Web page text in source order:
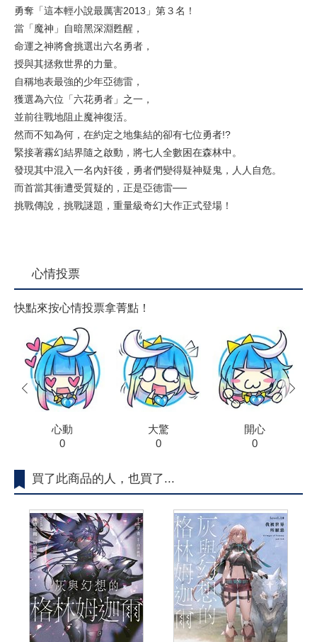
勇奪「這本輕小說最厲害2013」第３名！
當「魔神」自暗黑深淵甦醒，
命運之神將會挑選出六名勇者，
授與其拯救世界的力量。
自稱地表最強的少年亞德雷，
獲選為六位「六花勇者」之一，
並前往戰地阻止魔神復活。
然而不知為何，在約定之地集結的卻有七位勇者!?
緊接著霧幻結界隨之啟動，將七人全數困在森林中。
發現其中混入一名內奸後，勇者們變得疑神疑鬼，人人自危。
而首當其衝遭受質疑的，正是亞德雷──
挑戰傳說，挑戰謎題，重量級奇幻大作正式登場！
心情投票
快點來按心情投票拿菁點！
心動
0
大驚
0
開心
0
prev next
買了此商品的人，也買了...